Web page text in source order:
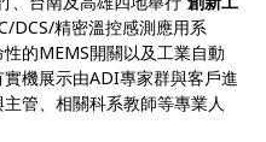
DCS/精密溫控感測應用系
的MEMS開關以及工業自動
實機展示由ADI專家群與客戶進
管、相關科系教師等專業人